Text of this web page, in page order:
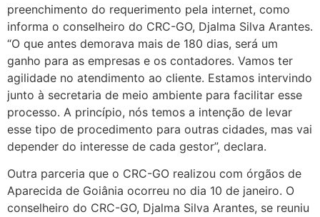
preenchimento do requerimento pela internet, como
informa o conselheiro do CRC-GO, Djalma Silva Arantes.
“O que antes demorava mais de 180 dias, será um
ganho para as empresas e os contadores. Vamos ter
agilidade no atendimento ao cliente. Estamos intervindo
junto à secretaria de meio ambiente para facilitar esse
processo. A princípio, nós temos a intenção de levar
esse tipo de procedimento para outras cidades, mas vai
depender do interesse de cada gestor”, declara.
Outra parceria que o CRC-GO realizou com órgãos de
Aparecida de Goiânia ocorreu no dia 10 de janeiro. O
conselheiro do CRC-GO, Djalma Silva Arantes, se reuniu